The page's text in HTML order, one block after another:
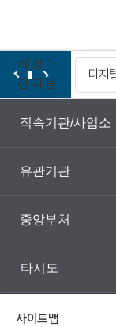
이
전
정
지
다
음
디지
직속기관/사업소
유관기관
중앙부처
타시도
사이트맵